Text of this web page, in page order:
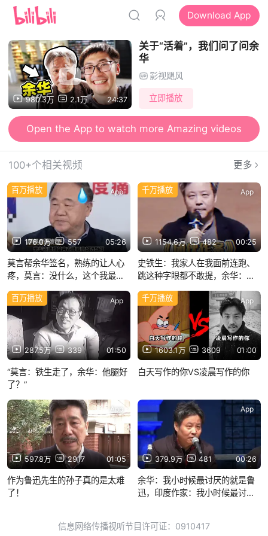
Download App
980.3万 2.1万 24:37
关于“活着”，我们问了问余
华
影视飓风
立即播放
Open the App to watch more Amazing videos
100+个相关视频 更多
176.0万 557 05:26
百万播放 App
莫言帮余华签名，熟练的让人心
疼，莫言：没什么，这个我最熟
1154.6万 482 00:25
千万播放 App
史铁生：我家人在我面前连跑、
跳这种字眼都不敢提，余华：铁
你
287.5万 339 01:50
百万播放 App
“莫言：铁生走了，余华：他腿好
了？”
1603.1万 3609 01:00
千万播放 App
白天写作的你VS凌晨写作的你
597.8万 2917 01:05
App
作为鲁迅先生的孙子真的是太难
了！
379.9万 481 00:26
App
余华：我小时候最讨厌的就是鲁
迅，印度作家：我小时候最讨厌
信息网络传播视听节目许可证：0910417